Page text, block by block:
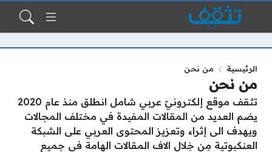
الرئيسية من نحن
من نحن
تثقف موقع إلكترونيّ عربي شامل انطلق منذ عام 2020
يضم العديد من المقالات المفيدة في مختلف المجالات
ويهدف الى إثراء وتعزيز المحتوى العربي على الشبكة
العنكبوتية مِن خِلال الاف المقالات الهامة في جميع